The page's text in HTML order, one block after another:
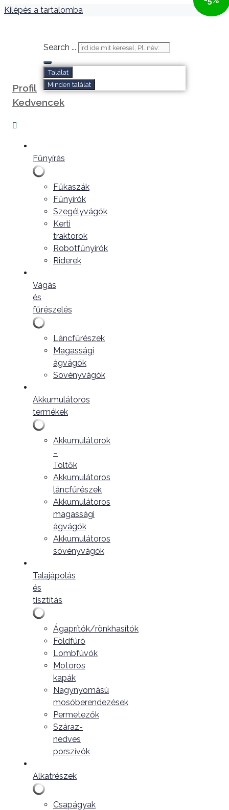
Kilépés a tartalomba
Search ...
Találat
Minden találat
Profil
Kedvencek
Fűnyírás
Fűkaszák
Fűnyírók
Szegélyvágók
Kerti
traktorok
Robotfűnyírók
Riderek
Vágás
és
fűrészelés
Láncfűrészek
Magassági
ágvágók
Sövényvágók
Akkumulátoros
termékek
Akkumulátorok
–
Töltők
Akkumulátoros
láncfűrészek
Akkumulátoros
magassági
ágvágók
Akkumulátoros
sövényvágók
Talajápolás
és
tisztítás
Ágaprítók/rönkhasítók
Földfúró
Lombfúvók
Motoros
kapák
Nagynyomású
mosóberendezések
Permetezők
Száraz-
nedves
porszívók
Alkatrészek
Csapágyak